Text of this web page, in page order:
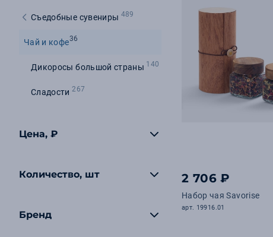
Съедобные сувениры 489
Чай и кофе36
Дикоросы большой страны 140
Сладости267
Цена, ₽
Количество, шт
Бренд
2 706 ₽
Набор чая Savorise
арт. 19916.01